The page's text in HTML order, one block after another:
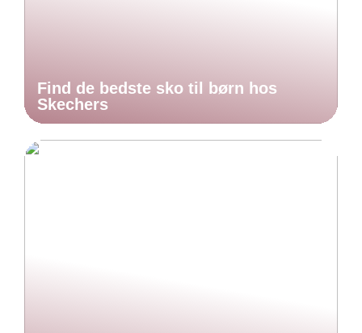
Find de bedste sko til børn hos
Skechers